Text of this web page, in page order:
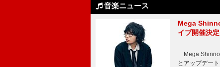
音楽ニュース
Mega
イブ開催決定
Mega
とアップデー